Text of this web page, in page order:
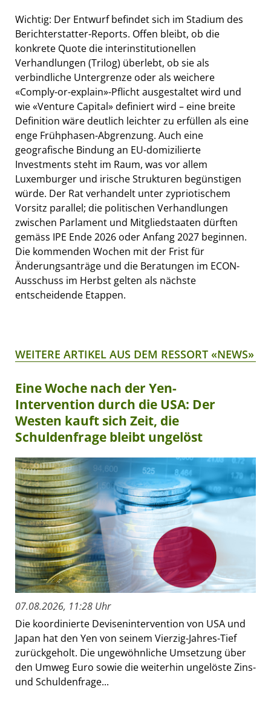
Wichtig: Der Entwurf befindet sich im Stadium des
Berichterstatter-Reports. Offen bleibt, ob die
konkrete Quote die interinstitutionellen
Verhandlungen (Trilog) überlebt, ob sie als
verbindliche Untergrenze oder als weichere
«Comply-or-explain»-Pflicht ausgestaltet wird und
wie «Venture Capital» definiert wird – eine breite
Definition wäre deutlich leichter zu erfüllen als eine
enge Frühphasen-Abgrenzung. Auch eine
geografische Bindung an EU-domizilierte
Investments steht im Raum, was vor allem
Luxemburger und irische Strukturen begünstigen
würde. Der Rat verhandelt unter zypriotischem
Vorsitz parallel; die politischen Verhandlungen
zwischen Parlament und Mitgliedstaaten dürften
gemäss IPE Ende 2026 oder Anfang 2027 beginnen.
Die kommenden Wochen mit der Frist für
Änderungsanträge und die Beratungen im ECON-
Ausschuss im Herbst gelten als nächste
entscheidende Etappen.
WEITERE ARTIKEL AUS DEM RESSORT «NEWS»
Eine Woche nach der Yen-
Intervention durch die USA: Der
Westen kauft sich Zeit, die
Schuldenfrage bleibt ungelöst
07.08.2026, 11:28 Uhr
Die koordinierte Devisenintervention von USA und
Japan hat den Yen von seinem Vierzig-Jahres-Tief
zurückgeholt. Die ungewöhnliche Umsetzung über
den Umweg Euro sowie die weiterhin ungelöste Zins-
und Schuldenfrage...